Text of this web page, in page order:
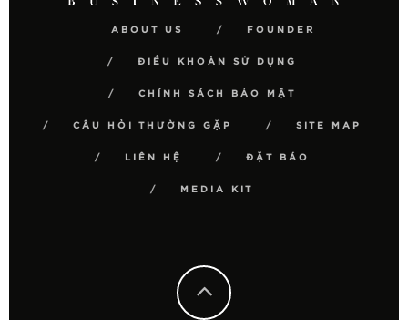
ABOUT US FOUNDER
ĐIỀU KHOẢN SỬ DỤNG
CHÍNH SÁCH BẢO MẬT
CÂU HỎI THƯỜNG GẶP SITE MAP
LIÊN HỆ ĐẶT BÁO
MEDIA KIT